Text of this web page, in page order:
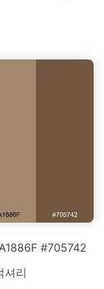
#705742
셔리